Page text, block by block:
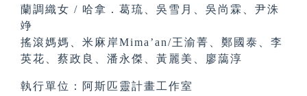
蘭調織女 / 哈拿．葛琉、吳雪月、吳尚霖、尹洙
竫
搖滾媽媽、米麻岸Mima’an/王渝菁、鄭國泰、李
英花、蔡政良、潘永傑、黃麗美、廖藹淳
執行單位：阿斯匹靈計畫工作室